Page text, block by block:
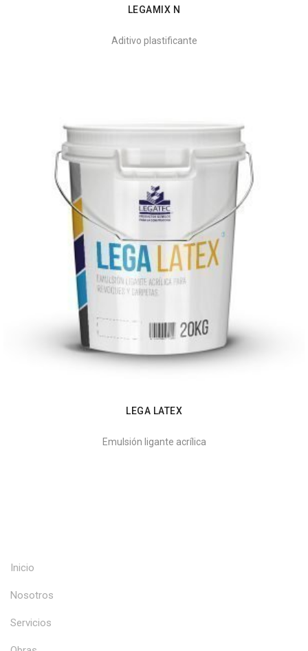
LEGAMIX N
Aditivo plastificante
LEGA LATEX
Emulsión ligante acrílica
Inicio
Nosotros
Servicios